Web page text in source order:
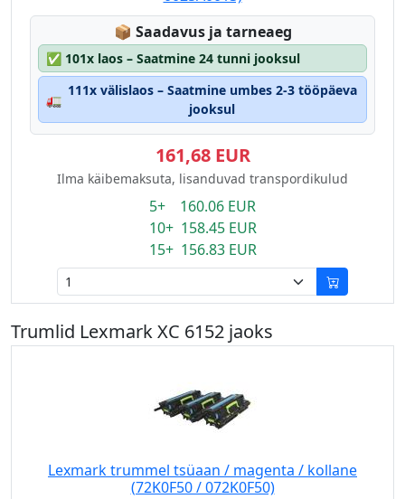
📦 Lagerstatus:
Saadavus ja tarneaeg
✅ 101x laos – Saatmine 24 tunni jooksul
🚛
111x välislaos – Saatmine umbes 2-3 tööpäeva
jooksul
161,68 EUR
Ilma käibemaksuta, lisanduvad transpordikulud
5+ 160.06 EUR
10+ 158.45 EUR
15+ 156.83 EUR
Trumlid Lexmark XC 6152 jaoks
Lexmark trummel tsüaan / magenta / kollane
(72K0F50 / 072K0F50)